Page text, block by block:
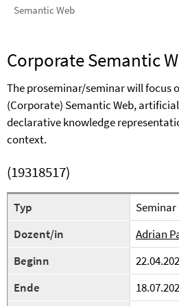
Semantic Web
Corporate Semantic
The proseminar/seminar will focus
(Corporate) Semantic Web,
declarative knowledge
context.
(19318517)
Typ
Seminar
Dozent/in
Adrian
Beginn
Ende